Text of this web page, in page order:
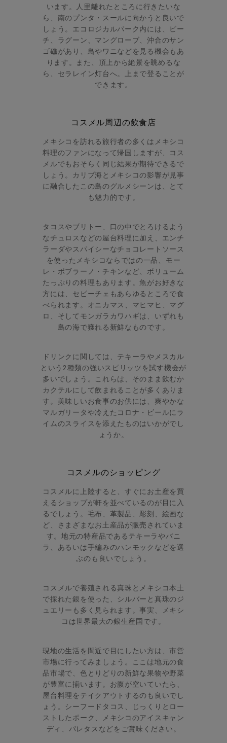
います。人里離れたところに行きたいな
ら、南のプンタ・スールに向かうと良いで
しょう。エコロジカルパーク内には、ビー
チ、ラグーン、マングローブ、沖合のサン
ゴ礁があり、鳥やワニなどを見る機会もあ
ります。また、頂上から絶景を眺めるな
ら、セラレイン灯台へ。上まで登ることが
できます。
コスメル周辺の飲食店
メキシコを訪れる旅行者の多くはメキシコ
料理のファンになって帰国しますが、コス
メルでもおそらく同じ結果が期待できるで
しょう。カリブ海とメキシコの影響が見事
に融合したこの島のグルメシーンは、とて
も魅力的です。
タコスやブリトー、口の中でとろけるよう
なチュロスなどの屋台料理に加え、エンチ
ラーダやスパイシーなチョコレートソース
を使ったメキシコならではの一品、モー
レ・ポブラーノ・チキンなど、ボリューム
たっぷりの料理もあります。魚がお好きな
方には、セビーチェもあらゆるところで食
べられます。オニカマス、マヒマヒ、マグ
ロ、そしてモンガラカワハギは、いずれも
島の海で獲れる新鮮なものです。
ドリンクに関しては、テキーラやメスカル
という2種類の強いスピリッツを試す機会が
多いでしょう。これらは、そのまま飲むか
カクテルにして飲まれることが多くありま
す。美味しいお食事のお供には、爽やかな
マルガリータや冷えたコロナ・ビールにラ
イムのスライスを添えたものはいかがでし
ょうか。
コスメルのショッピング
コスメルに上陸すると、すぐにお土産を買
えるショップが軒を並べているのが目に入
るでしょう。毛布、革製品、彫刻、絵画な
ど、さまざまなお土産品が販売されていま
す。地元の特産品であるテキーラやバニ
ラ、あるいは手編みのハンモックなどを選
ぶのも良いでしょう。
コスメルで養殖される真珠とメキシコ本土
で採れた銀を使った、シルバーと真珠のジ
ュエリーも多く見られます。事実、メキシ
コは世界最大の銀生産国です。
現地の生活を間近で目にしたい方は、市営
市場に行ってみましょう。ここは地元の食
品市場で、色とりどりの新鮮な果物や野菜
が豊富に揃います。お腹が空いていたら、
屋台料理をテイクアウトするのも良いでし
ょう。シーフードタコス、じっくりとロー
ストしたポーク、メキシコのアイスキャン
ディ、パレタスなどをご賞味ください。